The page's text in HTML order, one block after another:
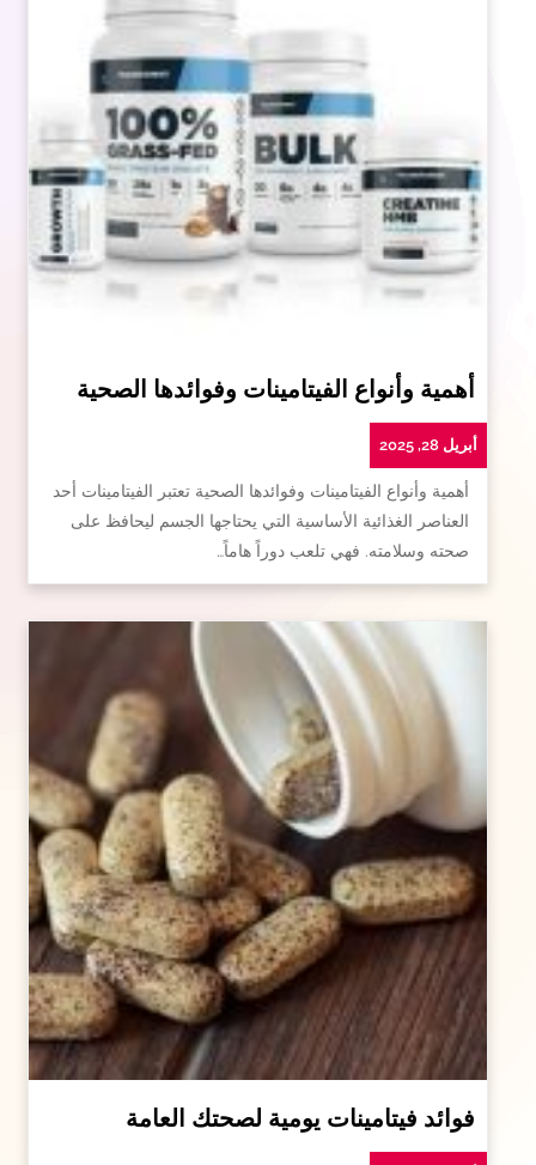
أهمية وأنواع الفيتامينات وفوائدها الصحية
أبريل 28, 2025
أهمية وأنواع الفيتامينات وفوائدها الصحية تعتبر الفيتامينات أحد
العناصر الغذائية الأساسية التي يحتاجها الجسم ليحافظ على
صحته وسلامته. فهي تلعب دوراً هاماً…
فوائد فيتامينات يومية لصحتك العامة